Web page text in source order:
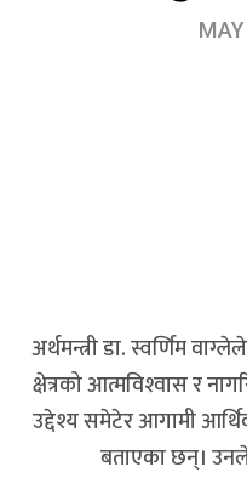
अर्थमन्त्री डा. स्वर्णिम
क्षेत्रको आत्मविश्‍वास र
उद्देश्य समेटेर आगामी
बताएका छन्।